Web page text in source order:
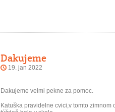
Dakujeme
19. jan 2022
Dakujeme velmi pekne za pomoc.
Katuška pravidelne cvici,v tomto